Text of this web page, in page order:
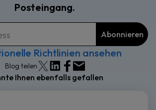
Posteingang.
Richtlinien ansehen
Blog teilen
Ihnen ebenfalls gefallen